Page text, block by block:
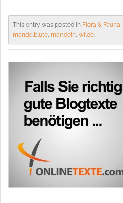
This entry was posted in Flora & Fauna,
mandelblüte, mandeln, wilde.